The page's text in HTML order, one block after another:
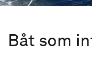
Båt som